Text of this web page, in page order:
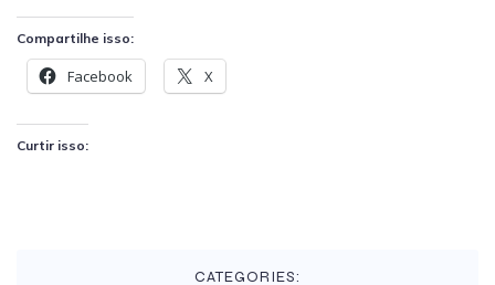
Compartilhe isso:
Facebook X
Curtir isso:
CATEGORIES: